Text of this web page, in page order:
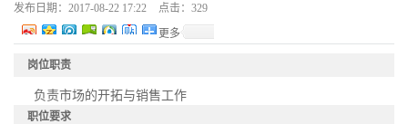
发布日期： 2017-08-22 17:22 点击： 329
更多
岗位职责
负责市场的开拓与销售工作
职位要求